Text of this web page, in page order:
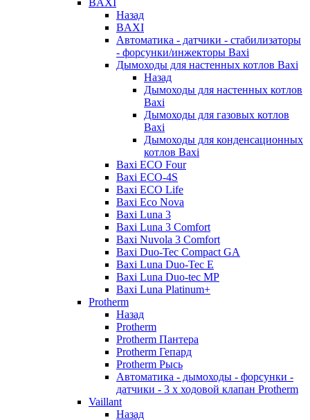
BAXI
Назад
BAXI
Автоматика - датчики - стабилизаторы
- форсунки/инжекторы Baxi
Дымоходы для настенных котлов Baxi
Назад
Дымоходы для настенных котлов
Baxi
Дымоходы для газовых котлов
Baxi
Дымоходы для конденсационных
котлов Baxi
Baxi ECO Four
Baxi ECO-4S
Baxi ECO Life
Baxi Eco Nova
Baxi Luna 3
Baxi Luna 3 Comfort
Baxi Nuvola 3 Comfort
Baxi Duo-Tec Compact GA
Baxi Luna Duo-Tec E
Baxi Luna Duo-tec MP
Baxi Luna Platinum+
Protherm
Назад
Protherm
Protherm Пантера
Protherm Гепард
Protherm Рысь
Автоматика - дымоходы - форсунки -
датчики - 3 х ходовой клапан Protherm
Vaillant
Назад